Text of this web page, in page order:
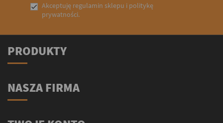
 Akceptuję regulamin sklepu i politykę
prywatności.
PRODUKTY
NASZA FIRMA